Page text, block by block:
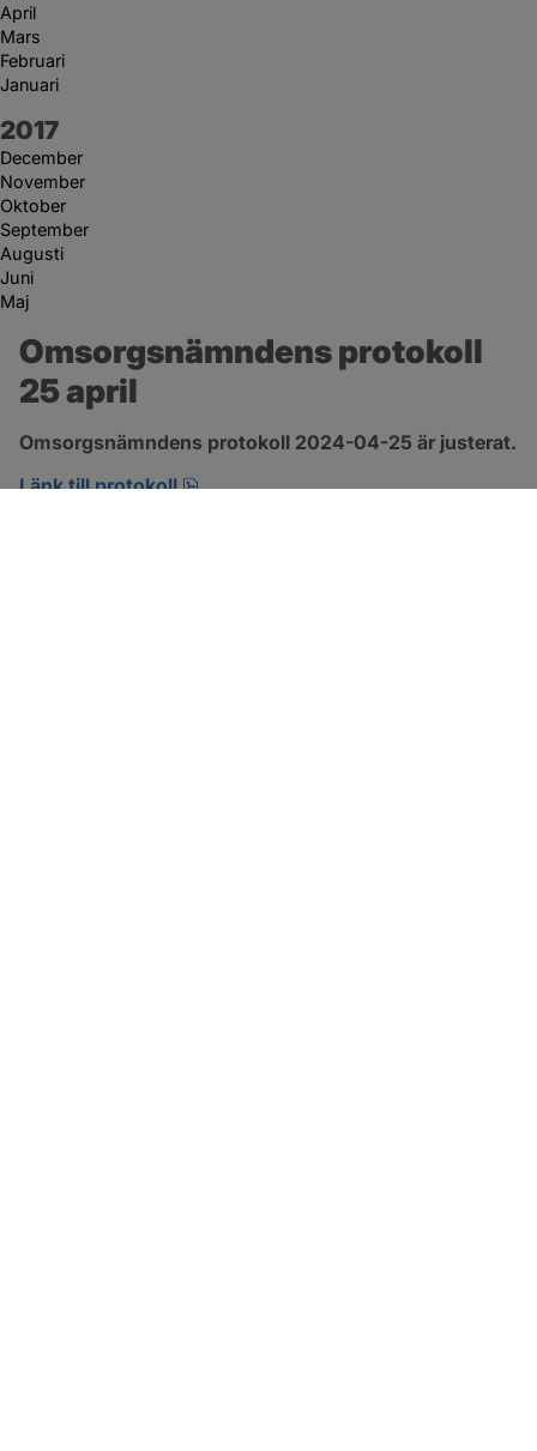
April
Mars
Februari
Januari
År:
2017
December
November
Oktober
September
Augusti
Juni
Maj
Omsorgsnämndens protokoll
25 april
Omsorgsnämndens protokoll 2024-04-25 är justerat.
Länk till protokoll
pdf, 222.9 kB, öppnas i nytt fönster.